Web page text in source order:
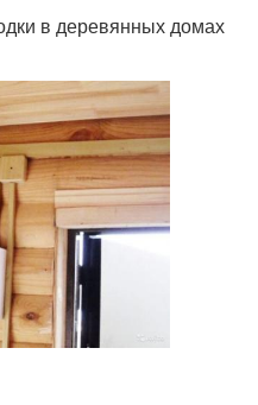
в деревянных домах